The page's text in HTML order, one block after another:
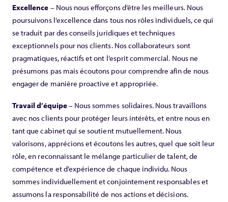
Excellence – Nous nous efforçons d’être les meilleurs. Nous
poursuivons l’excellence dans tous nos rôles individuels, ce qui
se traduit par des conseils juridiques et techniques
exceptionnels pour nos clients. Nos collaborateurs sont
pragmatiques, réactifs et ont l’esprit commercial. Nous ne
présumons pas mais écoutons pour comprendre afin de nous
engager de manière proactive et appropriée.
Travail d’équipe– Nous sommes solidaires. Nous travaillons
avec nos clients pour protéger leurs intérêts, et entre nous en
tant que cabinet qui se soutient mutuellement. Nous
valorisons, apprécions et écoutons les autres, quel que soit leur
rôle, en reconnaissant le mélange particulier de talent, de
compétence et d’expérience de chaque individu. Nous
sommes individuellement et conjointement responsables et
assumons la responsabilité de nos actions et décisions.